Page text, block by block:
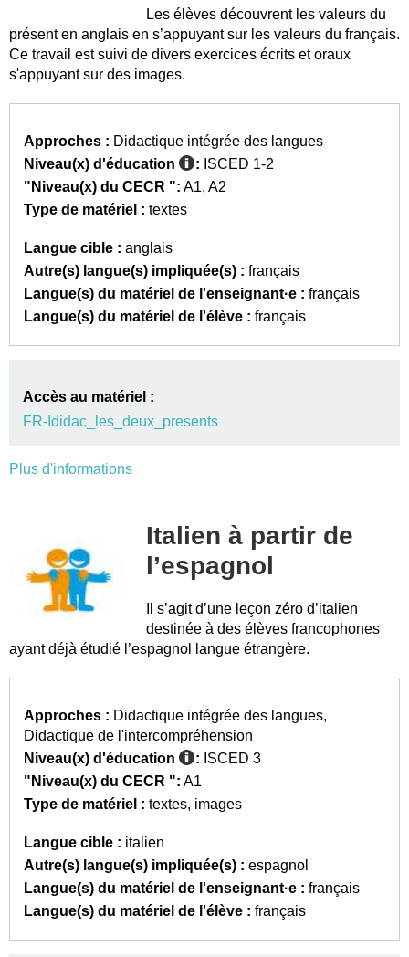
Les élèves découvrent les valeurs du
présent en anglais en s’appuyant sur les valeurs du français.
Ce travail est suivi de divers exercices écrits et oraux
s'appuyant sur des images.
Approches : Didactique intégrée des langues
Niveau(x) d'éducation
: ISCED 1-2
"Niveau(x) du CECR ": A1 A2
Type de matériel : textes
Langue cible : anglais
Autre(s) langue(s) impliquée(s) : français
Langue(s) du matériel de l'enseignant·e : français
Langue(s) du matériel de l'élève : français
Accès au matériel :
FR-Ididac_les_deux_presents
Plus d'informations
Italien à partir de
l’espagnol
Il s’agit d’une leçon zéro d’italien
destinée à des élèves francophones
ayant déjà étudié l’espagnol langue étrangère.
Approches : Didactique intégrée des langues
Didactique de l'intercompréhension
Niveau(x) d'éducation
: ISCED 3
"Niveau(x) du CECR ": A1
Type de matériel : textes images
Langue cible : italien
Autre(s) langue(s) impliquée(s) : espagnol
Langue(s) du matériel de l'enseignant·e : français
Langue(s) du matériel de l'élève : français